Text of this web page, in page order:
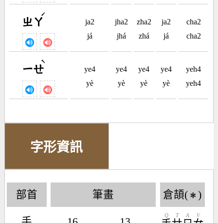
ㄓㄚ
ˊ
ja2
já
jha2
jhá
zha2
zhá
ja2
já
cha2
cha2
ㄧㄝ
ˋ
ye4
yè
ye4
yè
ye4
yè
ye4
yè
yeh4
yeh4
字形資訊
部首 筆畫 倉頡( ✱ )
Q T A V